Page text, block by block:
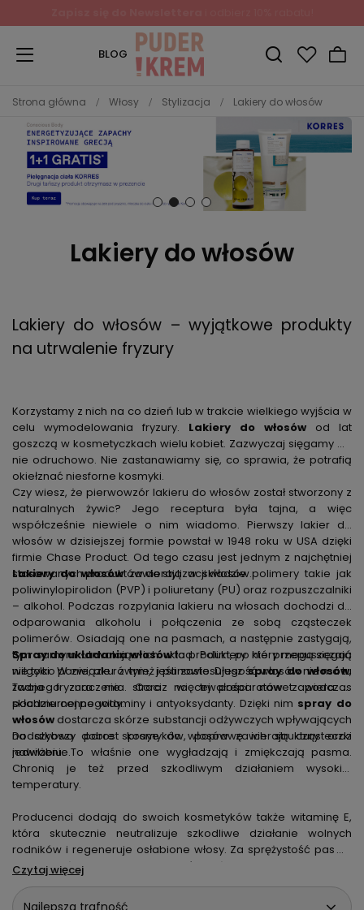
BLOG
Strona główna Włosy Stylizacja Lakiery do włosów
Lakiery do włosów
Lakiery do włosów – wyjątkowe produkty
na utrwalenie fryzury
Korzystamy z nich na co dzień lub w trakcie wielkiego wyjścia w
celu wymodelowania fryzury. Lakiery do włosów od lat
goszczą w kosmetyczkach wielu kobiet. Zazwyczaj sięgamy po
nie odruchowo. Nie zastanawiamy się, co sprawia, że potrafią
okiełznać niesforne kosmyki.
Czy wiesz, że pierwowzór lakieru do włosów został stworzony z
naturalnych żywic? Jego receptura była tajna, a więc
współcześnie niewiele o nim wiadomo. Pierwszy lakier do
włosów w dzisiejszej formie powstał w 1948 roku w USA dzięki
firmie Chase Product. Od tego czasu jest jednym z najchętniej
stosowanych produktów do stylizacji włosów.
Lakiery do włosówzawierają w składzie polimery takie jak
poliwinylopirolidon (PVP) i poliuretany (PU) oraz rozpuszczalniki
– alkohol. Podczas rozpylania lakieru na włosach dochodzi do
odparowania alkoholu i połączenia ze sobą cząsteczek
polimerów. Osiadają one na pasmach, a następnie zastygają,
tym samym utrwalając ich układ. Polimery nie przepuszczają
wilgoci. W związku z tym, jeśli zastosujeszspray do włosów,
Twoja fryzura nie straci na trwałości nawet podczas
pochmurnej pogody.
Spray do układania włosówto produkt, po który mogą sięgać
nie tylko panie, ale również i panowie. Długość włosów nie ma tu
żadnego znaczenia. Coraz więcej preparatów zawiera w
składzie cenne witaminy i antyoksydanty. Dzięki nim spray do
włosów dostarcza skórze substancji odżywczych wpływających
na szybszy porost kosmyków, poprawę ich struktury oraz
nawilżenie.
Dodatkowo dobre spraye do włosów zawierają cząsteczki
jedwabiu. To właśnie one wygładzają i zmiękczają pasma.
Chronią je też przed szkodliwym działaniem wysokiej
temperatury.
Producenci dodają do swoich kosmetyków także witaminę E,
która skutecznie neutralizuje szkodliwe działanie wolnych
rodników i regeneruje osłabione włosy. Za sprężystość pasm i
ich nawilżenie odpowiada również witamina B5. Poza
promieniowaniem UV. Mierzwiące się, proste, gęste albo
Czytaj więcej
Najlepsza trafność